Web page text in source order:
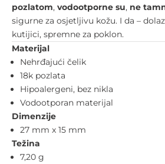
pozlatom, vodootporne su, ne
sigurne za osjetljivu kožu. I da –
kutijici, spremne za poklon.
Materijal
Nehrđajući čelik
18k pozlata
Hipoalergeni, bez nikla
Vodootporan materijal
Dimenzije
27 mm x 15 mm
Težina
7,20 g